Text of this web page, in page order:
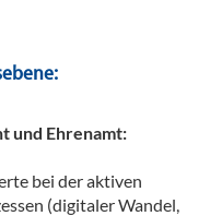
und Ehrenamt:
bei der aktiven
(digitaler Wandel,